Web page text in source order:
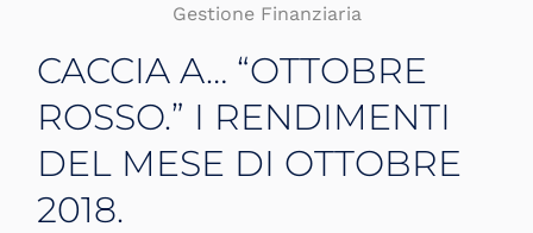
Gestione Finanziaria
CACCIA A… “OTTOBRE
ROSSO.” I RENDIMENTI
DEL MESE DI OTTOBRE
2018.